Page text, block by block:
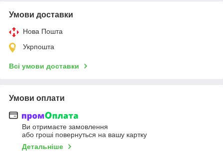
Умови доставки
Нова Пошта
Укрпошта
Всі умови доставки
Умови оплати
Ви отримаєте замовлення
або гроші повернуться на вашу картку
Детальніше